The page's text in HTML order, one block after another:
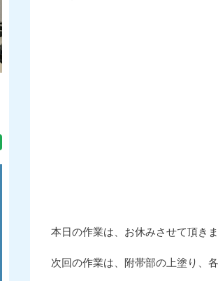
本日の作業は、お休みさせて頂きま
次回の作業は、附帯部の上塗り、